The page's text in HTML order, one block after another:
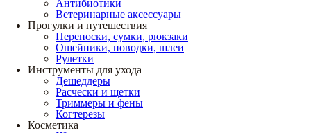
Антибиотики
Ветеринарные аксессуары
Прогулки и путешествия
Переноски, сумки, рюкзаки
Ошейники, поводки, шлеи
Рулетки
Инструменты для ухода
Дешеддеры
Расчески и щетки
Триммеры и фены
Когтерезы
Косметика